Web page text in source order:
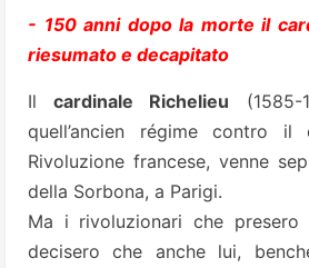
- 150 anni dopo la morte il
riesumato e decapitato
Ilcardinale Richelieu (1585-
quell’ancien régime contro
Rivoluzione francese, venne
della Sorbona, a Parigi.
Ma i rivoluzionari che
decisero che anche lui,